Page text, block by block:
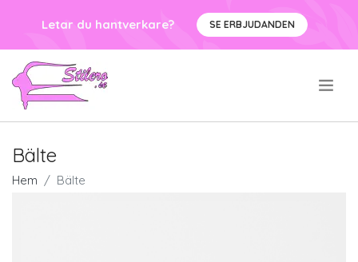
Letar du hantverkare? SE ERBJUDANDEN
Bälte
Hem Bälte